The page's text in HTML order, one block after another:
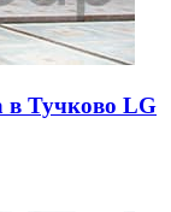
в Тучково LG